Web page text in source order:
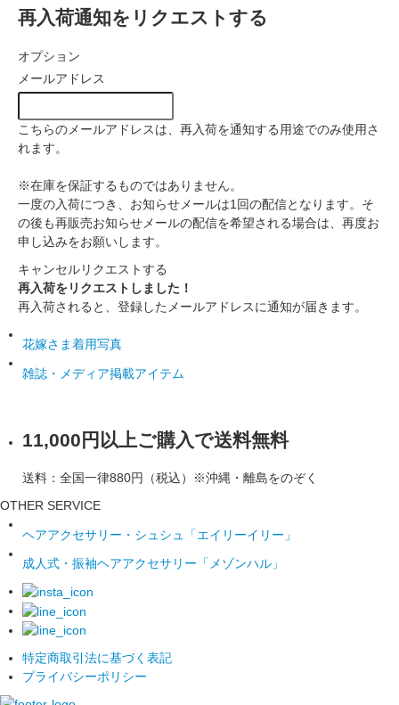
再入荷通知をリクエストする
オプション
メールアドレス
こちらのメールアドレスは、再入荷を通知する用途でのみ使用さ
れます。
※在庫を保証するものではありません。
一度の入荷につき、お知らせメールは1回の配信となります。そ
の後も再販売お知らせメールの配信を希望される場合は、再度お
申し込みをお願いします。
キャンセルリクエストする
再入荷をリクエストしました！
再入荷されると、登録したメールアドレスに通知が届きます。
花嫁さま着用写真
雑誌・メディア掲載アイテム
11,000円以上ご購入で送料無料
送料：全国一律880円（税込）※沖縄・離島をのぞく
OTHER SERVICE
ヘアアクセサリー・シュシュ「エイリーイリー」
成人式・振袖ヘアアクセサリー「メゾンハル」
特定商取引法に基づく表記
プライバシーポリシー